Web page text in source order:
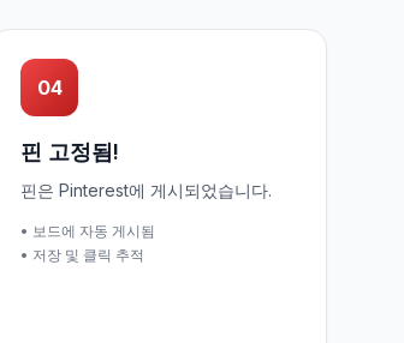
04
핀 고정됨!
핀은 Pinterest에 게시되었습니다.
• 보드에 자동 게시됨
• 저장 및 클릭 추적